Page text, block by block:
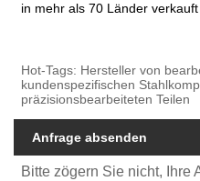
in mehr als 70 Länder verkauft
Hot-Tags: Hersteller von
kundenspezifischen
präzisionsbearbeiteten Teilen
Anfrage absenden
Bitte zögern Sie nicht, Ihre